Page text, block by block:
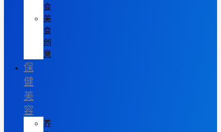
食
美
食
创
意
保
健
美
容
养